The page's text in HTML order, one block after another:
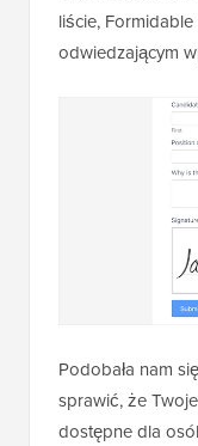
liście,
odwiedzającym
Podobała nam
sprawić, że
dostępne dla